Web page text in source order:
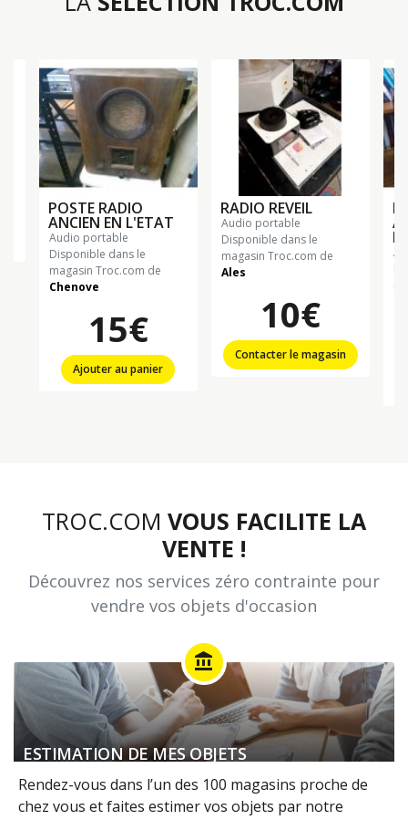
POSTE RADIO
ANCIEN EN L'ETAT
audio portable
Disponible dans le
magasin Troc.com de
Chenove
15€
Ajouter au panier
RADIO REVEIL
audio portable
Disponible dans le
magasin Troc.com de
Ales
10€
Contacter le magasin
TROC.COM VOUS FACILITE LA
VENTE !
Découvrez nos services zéro contrainte pour
vendre vos objets d'occasion
account_balance
ESTIMATION DE MES OBJETS
Rendez-vous dans l’un des 100 magasins proche de
chez vous et faites estimer vos objets par notre